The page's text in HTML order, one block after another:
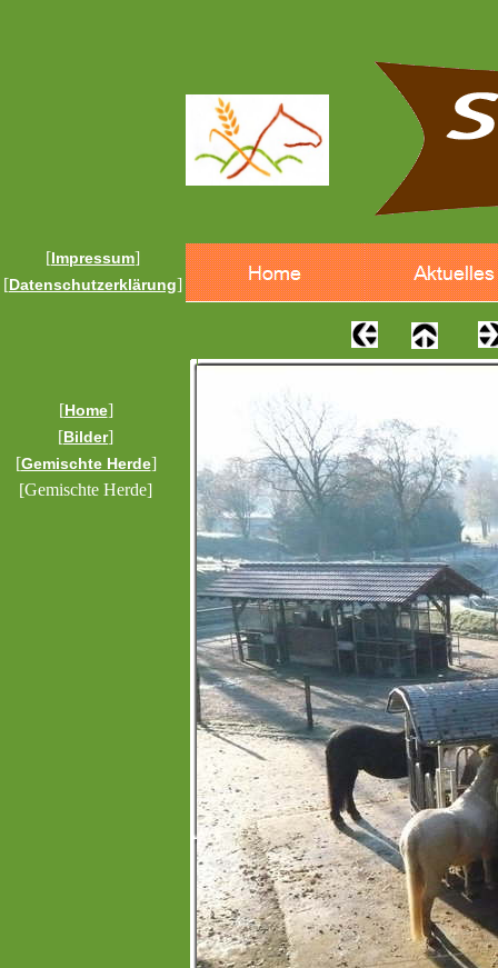
[Home]
[Bilder]
[Gemischte Herde]
[Gemischte Herde]
[Impressum]
[Datenschutzerklärung]